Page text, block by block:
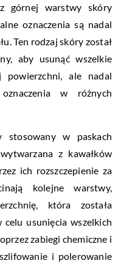
górnej warstwy skóry
oznaczenia są nadal
Ten rodzaj skóry został
aby usunąć wszelkie
powierzchni, ale nadal
w różnych
stosowany w paskach
z kawałków
ich rozszczepienie za
kolejne warstwy,
która została
usunięcia wszelkich
zabiegi chemiczne i
i polerowanie